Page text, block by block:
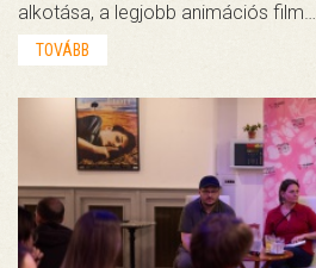
alkotása, a legjobb animációs film…
TOVÁBB